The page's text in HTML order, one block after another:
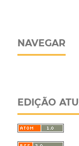
NAVEGAR
EDIÇÃO